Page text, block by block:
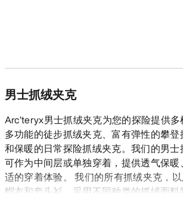
男士抓绒夹克
Arc’teryx男士抓绒夹克为您的探险提供多
多功能的徒步抓绒夹克、富有弹性的攀
和保暖的日常探险抓绒夹克。我们的男
可作为中间层或单独穿着，提供透气保暖
适的穿着体验。 我们的所有抓绒夹克，
帽衣和套头衫，采用不同种类的抓绒面料